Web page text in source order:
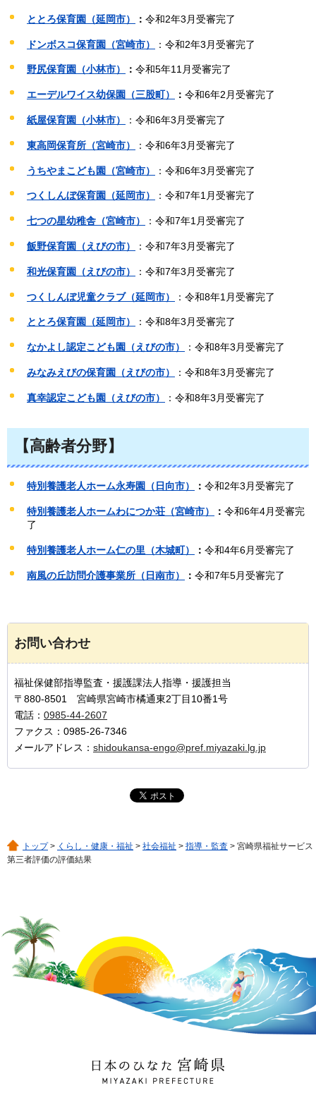
ととろ保育園（延岡市） ： 令和2年3月受審完了
ドンボスコ保育園（宮崎市） ：令和2年3月受審完了
野尻保育園（小林市） ： 令和5年11月受審完了
エーデルワイス幼保園（三股町） ： 令和6年2月受審完了
紙屋保育園（小林市） ：令和6年3月受審完了
東高岡保育所（宮崎市） ：令和6年3月受審完了
うちやまこども園（宮崎市） ：令和6年3月受審完了
つくしんぼ保育園（延岡市） ：令和7年1月受審完了
七つの星幼稚舎（宮崎市） ：令和7年1月受審完了
飯野保育園（えびの市） ：令和7年3月受審完了
和光保育園（えびの市） ：令和7年3月受審完了
つくしんぼ児童クラブ（延岡市） ：令和8年1月受審完了
ととろ保育園（延岡市） ：令和8年3月受審完了
なかよし認定こども園（えびの市） ：令和8年3月受審完了
みなみえびの保育園（えびの市） ：令和8年3月受審完了
真幸認定こども園（えびの市） ：令和8年3月受審完了
【高齢者分野】
特別養護老人ホーム永寿園（日向市） ： 令和2年3月受審完了
特別養護老人ホームわにつか荘（宮崎市） ： 令和6年4月受審完
了
特別養護老人ホーム仁の里（木城町） ： 令和4年6月受審完了
南風の丘訪問介護事業所（日南市） ： 令和7年5月受審完了
お問い合わせ
福祉保健部指導監査・援護課法人指導・援護担当
〒880-8501 宮崎県宮崎市橘通東2丁目10番1号
電話： 0985-44-2607
ファクス：0985-26-7346
メールアドレス： shidoukansa-engo@pref.miyazaki.lg.jp
トップ> くらし・健康・福祉 > 社会福祉 > 指導・監査 > 宮崎県福祉サービス
第三者評価の評価結果
日本のひなた 宮崎県
MIYAZAKI PREFECTURE